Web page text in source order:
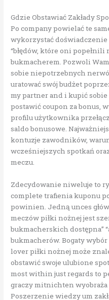
Gdzie Obstawiać Zakłady
Po company powielać te
wykorzystać
“błędów, które oni
bukmacherem. Pozwoli
sobie niepotrzebnych
uratować swój budżet
my partner and i kupić
postawić coupon za bonus,
profilu użytkownika
saldo bonusowe.
kontuzje zawodników,
wcześniejszych spotkań
meczu.
Zdecydowanie niweluje to
complete trafienia kuponu
powinien. Jedną unces
meczów piłki nożnej jest
bukmacherskich dostępna”
bukmacherów. Bogaty
lover piłki nożnej może
obstawić swoje ulubione
most within just regards to
graczy mitnichten wyobraża
Poszerzenie wiedzy um